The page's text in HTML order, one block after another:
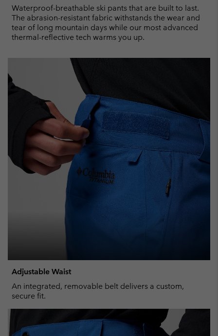
Waterproof-breathable ski pants that are built to last.
The abrasion-resistant fabric withstands the wear and
tear of long mountain days while our most advanced
thermal-reflective tech warms you up.
Adjustable Waist
An integrated, removable belt delivers a custom,
secure fit.